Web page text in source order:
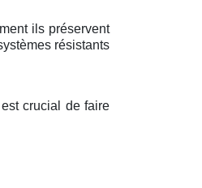
ils préservent
résistants
crucial de faire